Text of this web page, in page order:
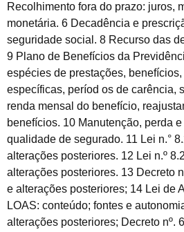
Recolhimento fora do prazo: juros,
monetária. 6 Decadência e
seguridade social. 8 Recurso das
9 Plano de Benefícios da
espécies de prestações,
específicas, períod os de carência,
renda mensal do benefício,
benefícios. 10 Manutenção, perda
qualidade de segurado. 11 Lei n.°
alterações posteriores. 12 Lei n.º
alterações posteriores. 13 Decreto
e alterações posteriores; 14 Lei de
LOAS: conteúdo; fontes e
alterações posteriores; Decreto nº.